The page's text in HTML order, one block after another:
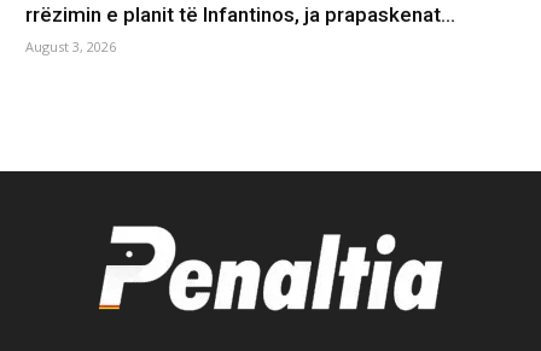
rrëzimin e planit të Infantinos, ja prapaskenat…
August 3, 2026